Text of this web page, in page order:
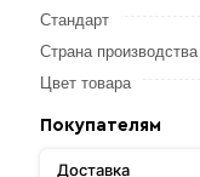
Стандарт
Страна производства
Цвет товара
Покупателям
Доставка